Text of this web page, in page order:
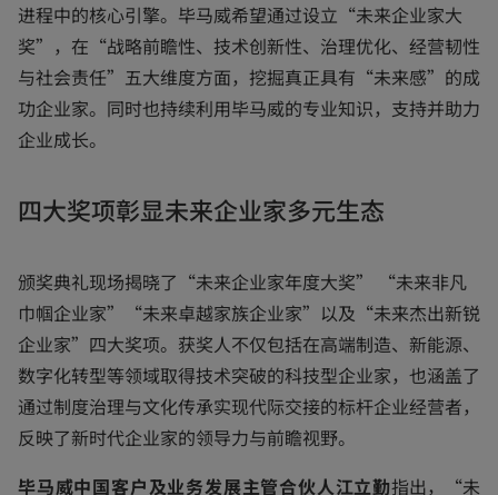
进程中的核心引擎。毕马威希望通过设立“未来企业家大
奖”，在“战略前瞻性、技术创新性、治理优化、经营韧性
与社会责任”五大维度方面，挖掘真正具有“未来感”的成
功企业家。同时也持续利用毕马威的专业知识，支持并助力
企业成长。
四大奖项彰显未来企业家多元生态
颁奖典礼现场揭晓了“未来企业家年度大奖” “未来非凡
巾帼企业家”“未来卓越家族企业家”以及“未来杰出新锐
企业家”四大奖项。获奖人不仅包括在高端制造、新能源、
数字化转型等领域取得技术突破的科技型企业家，也涵盖了
通过制度治理与文化传承实现代际交接的标杆企业经营者，
反映了新时代企业家的领导力与前瞻视野。
毕马威中国客户及业务发展主管合伙人江立勤指出，“未